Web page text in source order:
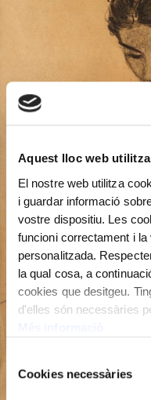
Aquest lloc web
El nostre web utilitza
i guardar informació
vostre dispositiu. Les
funcioni correctament i
personalitzada.
la qual cosa, a
cookies que desitgeu.
d'elles són necessàries
deCookies necessàries